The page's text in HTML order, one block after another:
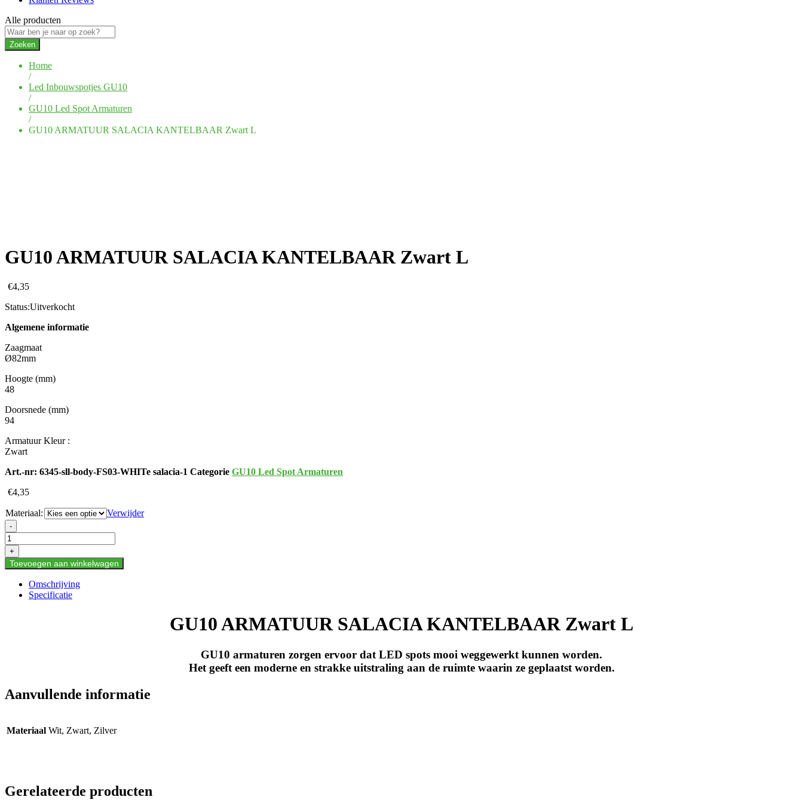
Alle producten
Zoeken
Home
/
Led Inbouwspotjes GU10
/
GU10 Led Spot Armaturen
/
GU10 ARMATUUR SALACIA KANTELBAAR Zwart L
GU10 ARMATUUR SALACIA KANTELBAAR Zwart L
€4,35
Status:Uitverkocht
Algemene informatie
Zaagmaat
Ø82mm
Hoogte (mm)
48
Doorsnede (mm)
94
Armatuur Kleur :
Zwart
Art.-nr: 6345-sll-body-FS03-WHITe salacia-1 Categorie GU10 Led Spot Armaturen
€4,35
Materiaal:
Verwijder
GU10
ARMATUUR
SALACIA
KANTELBAAR
Zwart
aantal
-
+
Toevoegen aan winkelwagen
Omschrijving
Specificatie
GU10 ARMATUUR SALACIA KANTELBAAR Zwart L
GU10 armaturen zorgen ervoor dat LED spots mooi weggewerkt kunnen worden.
Het geeft een moderne en strakke uitstraling aan de ruimte waarin ze geplaatst worden.
Aanvullende informatie
Materiaal Wit, Zwart, Zilver
Gerelateerde producten